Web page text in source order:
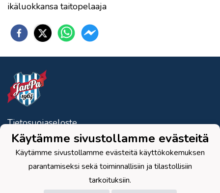
ikäluokkansa taitopelaaja
Tietosuojaseloste
Janakkalan Pallo Ry
Toimisto: Paturintie 8, 14200 Turenki
Seuran posti: Kerkkolantie 53,
14200 Turenki
: janpa1964(at)gmail.com
Käytämme sivustollamme evästeitä
Käytämme sivustollamme evästeitä käyttökokemuksen
parantamiseksi sekä toiminnallisiin ja tilastollisiin
tarkoituksiin.